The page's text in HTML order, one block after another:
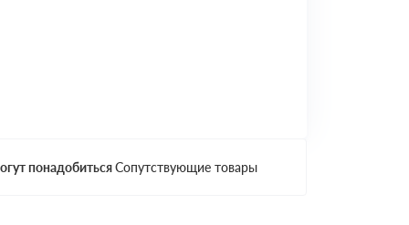
понадобитьсяСопутствующие товары